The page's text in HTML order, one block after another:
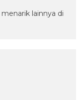
lainnya di